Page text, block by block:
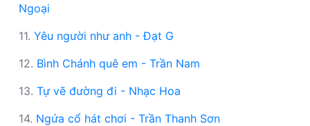
Ngoại
11. Yêu người như anh - Đạt G
12. Bình Chánh quê em - Trần Nam
13. Tự vẽ đường đi - Nhạc Hoa
14. Ngứa cổ hát chơi - Trần Thanh Sơn